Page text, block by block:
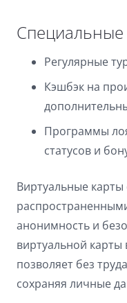
Специальные
Регулярные
Кэшбэк на
Программы
статусов и
Виртуальные карты
анонимность и
виртуальной
позволяет без
сохраняя личные